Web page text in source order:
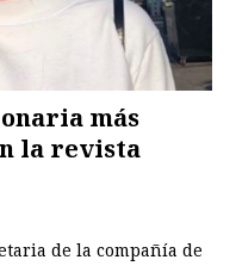
más
la revista
de la compañía de